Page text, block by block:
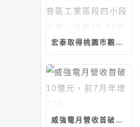
宏泰取得桃園市觀音區工業區段四小段土地，計約15.64億元
威強電月營收首破10億元，前7月年增27%